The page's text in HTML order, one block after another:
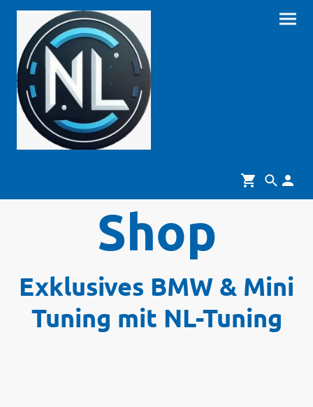
Shop
Exklusives BMW & Mini
Tuning mit NL-Tuning